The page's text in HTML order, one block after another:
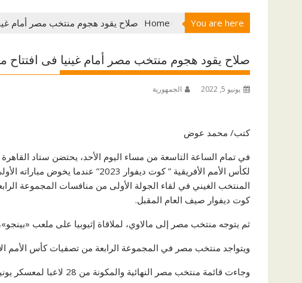
You are here
Home صلاح يقود هجوم منتخب مصر أمام
صلاح يقود هجوم منتخب مصر أمام غينيا فى افتتاح
يونيو 5, 2022 الجمهورية
كتب/ محمد عوض
في تمام الساعة التاسعة من مساء اليوم الأحد، يحتضن ستاد
لكأس الأمم الأفريقية ” كوت ديفوار
المنتخب الغيني في لقاء الجولة الأولى من منافسات المجموعة
كوت ديفوار صيف العام المقبل.
ثم يتوجه منتخب مصر إلى مالاوي، لملاقاة إثيوبيا على ملعب «بينجو»، يوم 9 يونيو المقبل، في ثاني جولات
ويتواجد منتخب مصر في المجموعة الرابعة من تصفيات كأس الأمم الإفريقية 2023، بجانب غينيا،
وجاءت قائمة منتخب مصر النهائية والمكونة من 28 لاعبا لمعسكر يونيو كالتالي: